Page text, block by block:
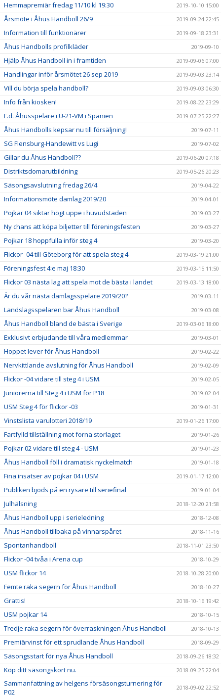
Hemmapremiär fredag 11/10 kl 19:30 2019-10-10 15:00
Årsmöte i Åhus Handboll 26/9 2019-09-24 22:45
Information till funktionärer 2019-09-18 23:31
Åhus Handbolls profilkläder 2019-09-10
Hjälp Åhus Handboll in i framtiden 2019-09-06 07:00
Handlingar inför årsmötet 26 sep 2019 2019-09-03 23:14
Vill du börja spela handboll? 2019-09-03 06:30
Info från kiosken! 2019-08-22 23:29
F.d. Åhusspelare i U-21-VM i Spanien 2019-07-25 22:27
Åhus Handbolls kepsar nu till försäljning! 2019-07-11
SG Flensburg-Handewitt vs Lugi 2019-07-02
Gillar du Åhus Handboll?? 2019-06-20 07:18
Distriktsdomarutbildning 2019-05-26 20:23
Säsongsavslutning fredag 26/4 2019-04-22
Informationsmöte damlag 2019/20 2019-04-01
Pojkar 04 siktar högt uppe i huvudstaden 2019-03-27
Ny chans att köpa biljetter till föreningsfesten 2019-03-27
Pojkar 18 hoppfulla inför steg 4 2019-03-20
Flickor -04 till Göteborg för att spela steg 4 2019-03-19 21:00
Föreningsfest 4:e maj 18:30 2019-03-15 11:50
Flickor 03 nästa lag att spela mot de bästa i landet 2019-03-13 18:00
Är du vår nästa damlagsspelare 2019/20? 2019-03-11
Landslagsspelaren bar Åhus Handboll 2019-03-08
Åhus Handboll bland de bästa i Sverige 2019-03-06 18:00
Exklusivt erbjudande till våra medlemmar 2019-03-01
Hoppet lever för Åhus Handboll 2019-02-22
Nervkittlande avslutning för Åhus Handboll 2019-02-09
Flickor -04 vidare till steg 4 i USM. 2019-02-05
Juniorerna till Steg 4 i USM för P18 2019-02-04
USM Steg 4 för flickor -03 2019-01-31
Vinstslista varulotteri 2018/19 2019-01-26 17:00
Fartfylld tillställning mot forna storlaget 2019-01-26
Pojkar 02 vidare till steg 4 - USM 2019-01-23
Åhus Handboll föll i dramatisk nyckelmatch 2019-01-18
Fina insatser av pojkar 04 i USM 2019-01-17 12:00
Publiken bjöds på en rysare till seriefinal 2019-01-04
Julhälsning 2018-12-20 21:58
Åhus Handboll upp i serieledning 2018-12-08
Åhus Handboll tillbaka på vinnarspåret 2018-11-16
Spontanhandboll 2018-11-01 23:50
Flickor -04 tvåa i Arena cup 2018-10-29
USM flickor 14 2018-10-28 20:00
Femte raka segern för Åhus Handboll 2018-10-27
Grattis! 2018-10-16 19:42
USM pojkar 14 2018-10-15
Tredje raka segern för överraskningen Åhus Handboll 2018-10-13
Premiärvinst för ett sprudlande Åhus Handboll 2018-09-29
Säsongsstart för nya Åhus Handboll 2018-09-26 18:32
Köp ditt säsongskort nu. 2018-09-25 22:04
Sammanfattning av helgens försäsongsturnering för
P02
2018-09-02 22:52